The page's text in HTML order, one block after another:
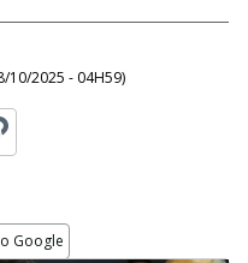
10/2025 - 04H59)
Google